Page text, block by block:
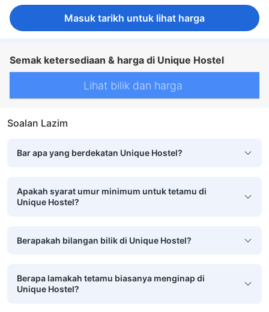
Masuk tarikh untuk lihat harga
Semak ketersediaan & harga di Unique Hostel
Lihat bilik dan harga
Soalan Lazim
Bar apa yang berdekatan Unique Hostel?
Apakah syarat umur minimum untuk tetamu di
Unique Hostel?
Berapakah bilangan bilik di Unique Hostel?
Berapa lamakah tetamu biasanya menginap di
Unique Hostel?